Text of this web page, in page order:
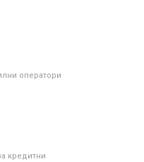
оператори
кредитни